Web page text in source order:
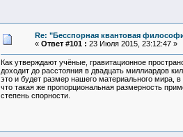
Re: "Бесспорная квантовая
« Ответ #101 : 23 Июля 2015, 23:12:47 »
Как утверждают учёные, гравитационное
доходит до расстояния в двадцать миллиардов
это и будет размер нашего материального мира,
что такая же пропорциональная размерность
степень спорности.